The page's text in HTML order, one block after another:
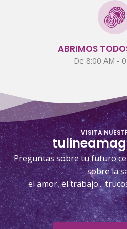
ABRIMOS
De 8:00 AM -
VISITA
Preguntas sobre tu futuro
sobre la
el amor, el trabajo...